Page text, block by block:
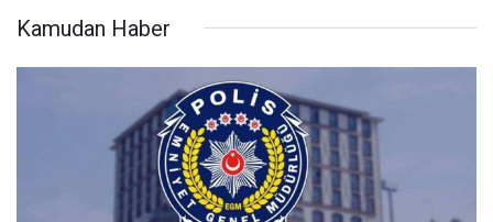
Kamudan Haber